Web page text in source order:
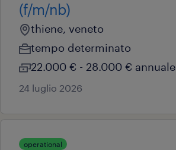
(f/m/nb)
thiene, veneto
tempo determinato
22.000 € - 28.000 € annuale
24 luglio 2026
operational